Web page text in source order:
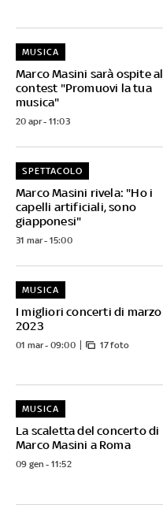
Marco Masini sarà ospite al
contest "Promuovi la tua
musica"
MUSICA
20 apr - 11:03
Marco Masini rivela: "Ho i
capelli artificiali, sono
giapponesi"
SPETTACOLO
31 mar - 15:00
I migliori concerti di marzo
2023
MUSICA
01 mar - 09:00 17 foto
La scaletta del concerto di
Marco Masini a Roma
MUSICA
09 gen - 11:52